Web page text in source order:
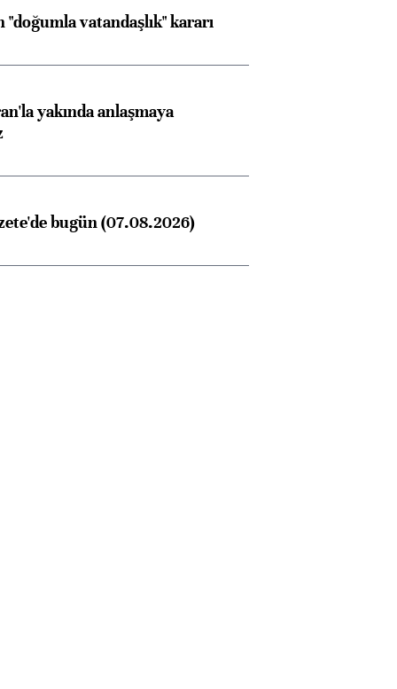
vatandaşlık" kararı
yakında anlaşmaya
bugün (07.08.2026)